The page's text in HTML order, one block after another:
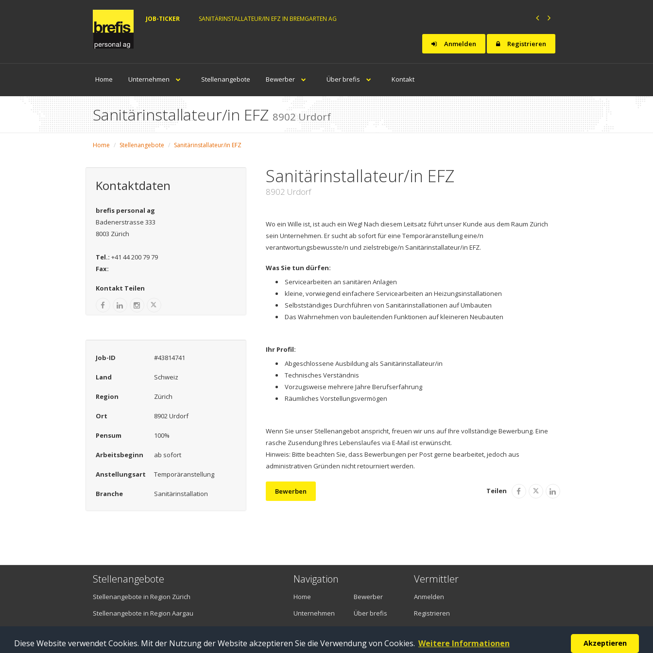
Diese Website verwendet Cookies. Mit der Nutzung der Website akzeptieren Sie die Verwendung von Cookies. Weitere Informationen Akzeptieren
JOB-TICKER SANITÄRINSTALLATEUR/IN EFZ IN BREMGARTEN AG
Anmelden Registrieren
Home Unternehmen Stellenangebote Bewerber Über brefis Kontakt
Sanitärinstallateur/in EFZ 8902 Urdorf
Home Stellenangebote Sanitärinstallateur/in EFZ
Kontaktdaten
brefis personal ag
Badenerstrasse 333
8003 Zürich
Tel.: +41 44 200 79 79
Fax:
Kontakt Teilen
Job-ID #43814741
Land Schweiz
Region Zürich
Ort 8902 Urdorf
Pensum 100%
Arbeitsbeginn ab sofort
Anstellungsart Temporäranstellung
Branche Sanitärinstallation
Sanitärinstallateur/in EFZ
8902 Urdorf
Wo ein Wille ist, ist auch ein Weg! Nach diesem Leitsatz führt unser Kunde aus dem Raum Zürich
sein Unternehmen. Er sucht ab sofort für eine Temporäranstellung eine/n
verantwortungsbewusste/n und zielstrebige/n Sanitärinstallateur/in EFZ.
Was Sie tun dürfen:
Servicearbeiten an sanitären Anlagen
kleine, vorwiegend einfachere Servicearbeiten an Heizungsinstallationen
Selbstständiges Durchführen von Sanitärinstallationen auf Umbauten
Das Wahrnehmen von bauleitenden Funktionen auf kleineren Neubauten
Ihr Profil:
Abgeschlossene Ausbildung als Sanitärinstallateur/in
Technisches Verständnis
Vorzugsweise mehrere Jahre Berufserfahrung
Räumliches Vorstellungsvermögen
Wenn Sie unser Stellenangebot anspricht, freuen wir uns auf Ihre vollständige Bewerbung. Eine
rasche Zusendung Ihres Lebenslaufes via E-Mail ist erwünscht.
Hinweis: Bitte beachten Sie, dass Bewerbungen per Post gerne bearbeitet, jedoch aus
administrativen Gründen nicht retourniert werden.
Bewerben Teilen
Stellenangebote
Stellenangebote in Region Zürich
Stellenangebote in Region Aargau
Navigation
Home
Unternehmen
Bewerber
Über brefis
Vermittler
Anmelden
Registrieren